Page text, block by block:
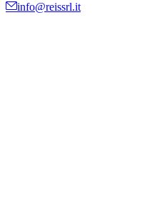
info@reissrl.it